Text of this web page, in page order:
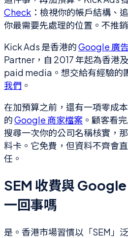
Check ：檢視你的帳戶結構、
你最需要先處理的位置。不推
Kick Ads 是香港的Google 廣
Partner，自 2017 年起為香港
paid media。想交給有經驗的
我們 。
在加預算之前，還有一項零成
的Google 商家檔案 。顧客看
搜尋一次你的公司名稱核實，
料卡。它免費，但資料不齊會
任。
SEM 收費與
一回事嗎
是。香港市場習慣以「SEM」